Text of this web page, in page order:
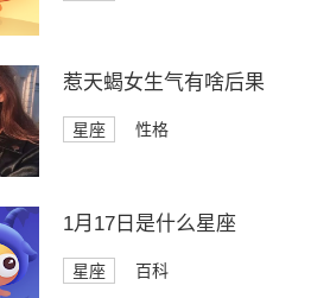
惹天蝎女生气有啥后果
星座 性格
1月17日是什么星座
星座 百科